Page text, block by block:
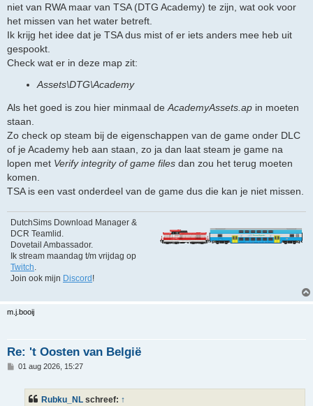
c
h
t
niet van RWA maar van TSA (DTG Academy) te zijn, wat ook voor
het missen van het water betreft.
Ik krijg het idee dat je TSA dus mist of er iets anders mee heb uit
gespookt.
Check wat er in deze map zit:
Assets\DTG\Academy
Als het goed is zou hier minmaal de AcademyAssets.ap in moeten
staan.
Zo check op steam bij de eigenschappen van de game onder DLC
of je Academy heb aan staan, zo ja dan laat steam je game na
lopen met Verify integrity of game files dan zou het terug moeten
komen.
TSA is een vast onderdeel van de game dus die kan je niet missen.
DutchSims Download Manager &
DCR Teamlid.
Dovetail Ambassador.
Ik stream maandag t/m vrijdag op
Twitch.
Join ook mijn Discord !
m.j.booij
Re: 't Oosten van België
B01 aug 2026, 15:27
Rubku_NL schreef: ↑